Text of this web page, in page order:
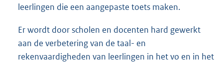
leerlingen die een aangepaste toets maken.
Er wordt door scholen en docenten hard gewerkt
aan de verbetering van de taal- en
rekenvaardigheden van leerlingen in het vo en in het